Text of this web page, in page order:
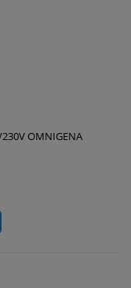
OMNIGENA